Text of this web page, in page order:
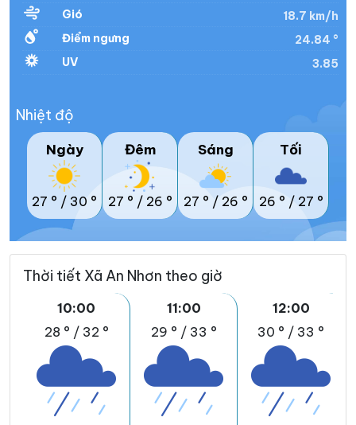
Gió
18.7 km/h
Điểm ngưng
24.84 °
UV
3.85
Nhiệt độ
Ngày
27 ° / 30 °
Đêm
27 ° / 26 °
Sáng
27 ° / 26 °
Tối
26 ° / 27 °
Thời tiết Xã An Nhơn theo giờ
10:00
28 ° / 32 °
11:00
29 ° / 33 °
12:00
30 ° / 33 °